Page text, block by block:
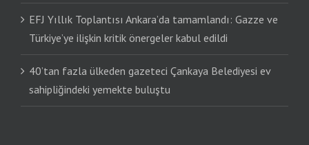
EFJ Yıllık Toplantısı Ankara’da tamamlandı: Gazze ve
Türkiye’ye ilişkin kritik önergeler kabul edildi
40’tan fazla ülkeden gazeteci Çankaya Belediyesi ev
sahipliğindeki yemekte buluştu